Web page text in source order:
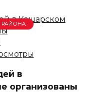
в
организованы